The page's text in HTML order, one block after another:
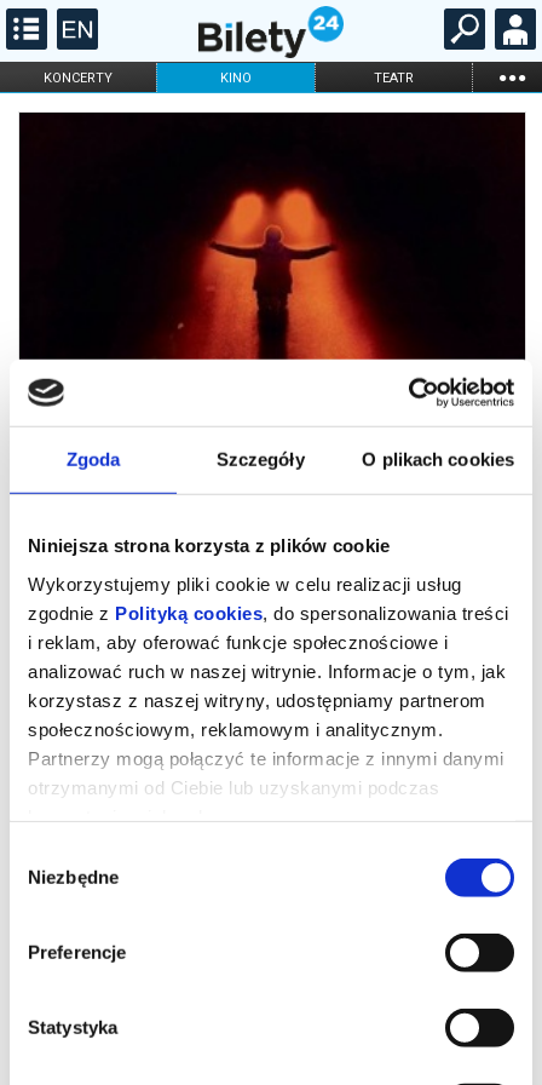
Zgoda Szczegóły O plikach cookies
Niniejsza strona korzysta z plików cookie
Wykorzystujemy pliki cookie w celu realizacji usług
zgodnie z Polityką cookies , do spersonalizowania treści
i reklam, aby oferować funkcje społecznościowe i
analizować ruch w naszej witrynie. Informacje o tym, jak
korzystasz z naszej witryny, udostępniamy partnerom
społecznościowym, reklamowym i analitycznym.
Partnerzy mogą połączyć te informacje z innymi danymi
otrzymanymi od Ciebie lub uzyskanymi podczas
zgody
Niezbędne
Preferencje
Statystyka
KONCERTY KINO TEATR ...
FILHARMONIA OPERA I BALET
Pasażer
Młoda para, która była świadkiem makabrycznego wypadku na
*******